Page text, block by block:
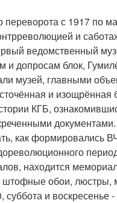
переворота с 1917 по
и
ведомственный
и допросам блок,
музей, главными
и
КГБ,
документами.
как формировались
находится
штофные обои, люстры,
суббота и